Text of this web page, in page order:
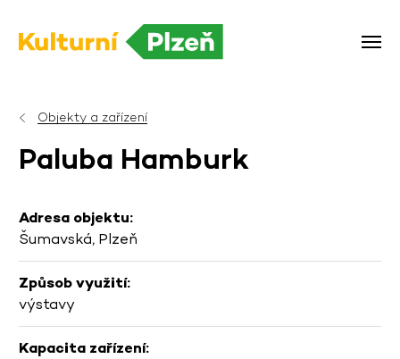
Objekty a zařízení
Paluba Hamburk
Adresa objektu:
Šumavská, Plzeň
Způsob využití:
výstavy
Kapacita zařízení: